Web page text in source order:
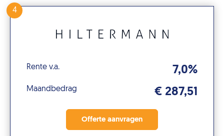
4
Rente v.a. 7,0%
Maandbedrag € 287,51